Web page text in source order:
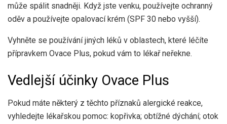
může spálit snadněji. Když jste venku, používejte ochranný
oděv a používejte opalovací krém (SPF 30 nebo vyšší).
Vyhněte se používání jiných léků v oblastech, které léčíte
přípravkem Ovace Plus, pokud vám to lékař neřekne.
Vedlejší účinky Ovace Plus
Pokud máte některý z těchto příznaků alergické reakce,
vyhledejte lékařskou pomoc: kopřivka; obtížné dýchání; otok